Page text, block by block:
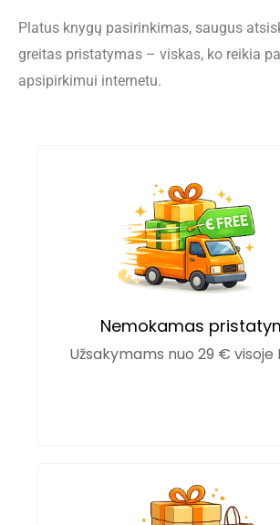
Platus knygų pasirinkimas, saugus
greitas pristatymas – viskas, ko reikia
apsipirkimui internetu.
Nemokamas
Užsakymams nuo 29 € visoje